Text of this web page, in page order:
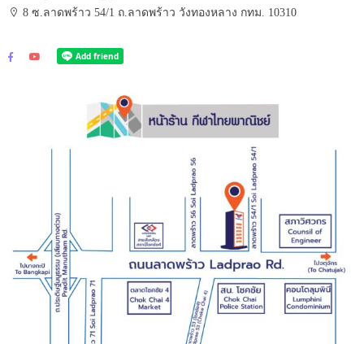
8 ซ.ลาดพร้าว 54/1 ถ.ลาดพร้าว วังทองหลาง กทม. 10310